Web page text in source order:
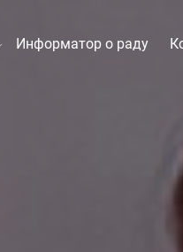
Информатор о раду